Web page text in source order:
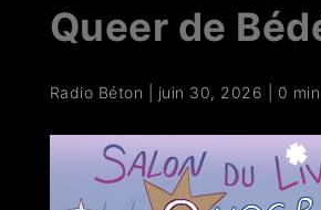
Queer de
Radio Béton juin 30, 2026 0